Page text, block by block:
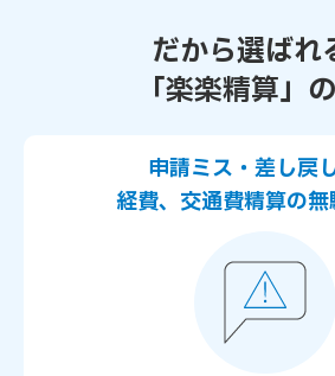
だから選ばれ
「楽楽精算」
申請ミス・差し戻
経費、交通費精算の